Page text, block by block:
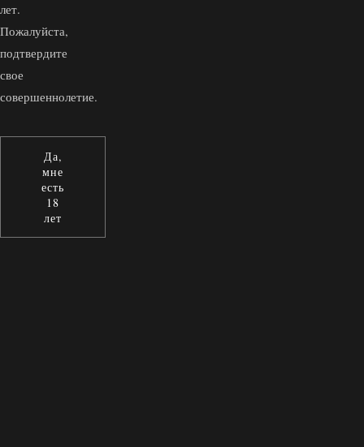
лет.
Пожалуйста,
подтвердите
свое
совершеннолетие.
Да,
мне
есть
18
лет